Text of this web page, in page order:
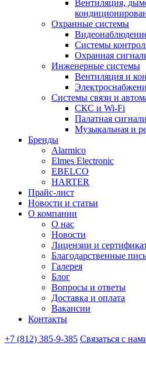
Вентиляция,
Охранные системы
Системы
Охранная
Инженерные системы
Вентиляция и
Системы связи и
СКС и Wi-Fi
Палатная
Музыкальная и
Бренды
Alarmico
Elmes Electronic
EBELCO
HARTER
Прайс-лист
Новости и статьи
О компании
О нас
Новости
Лицензии и
Благодарственные
Галерея
Блог
Вопросы и ответы
Доставка и оплата
Вакансии
Контакты
+7 (812) 385-9-385 Связаться с